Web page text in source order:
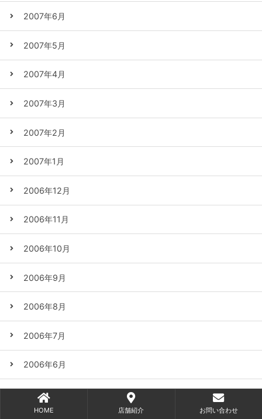
2007年6月
2007年5月
2007年4月
2007年3月
2007年2月
2007年1月
2006年12月
2006年11月
2006年10月
2006年9月
2006年8月
2006年7月
2006年6月
2006年5月
HOME 店舗紹介 お問い合わせ